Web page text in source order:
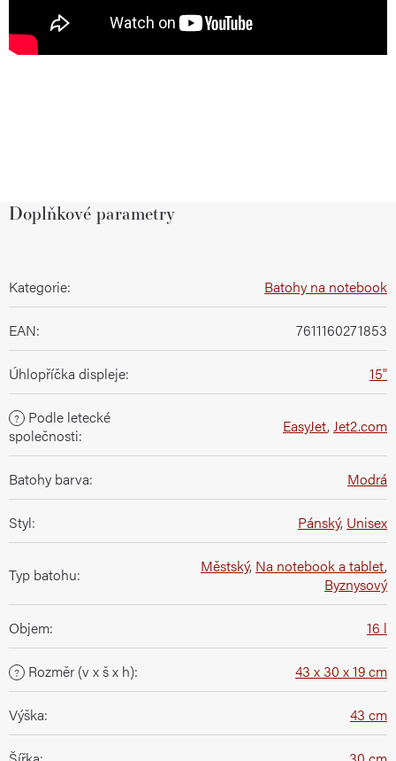
Doplňkové parametry
Kategorie: Batohy na notebook
EAN: 7611160271853
Úhlopříčka displeje: 15"
?
Podle letecké
společnosti: EasyJet,Jet2.com
Batohy barva: Modrá
Styl: Pánský, Unisex
Typ batohu: Městský, Na notebook a tablet,
Byznysový
Objem: 16 l
? Rozměr (v x š x h): 43 x 30 x 19 cm
Výška: 43 cm